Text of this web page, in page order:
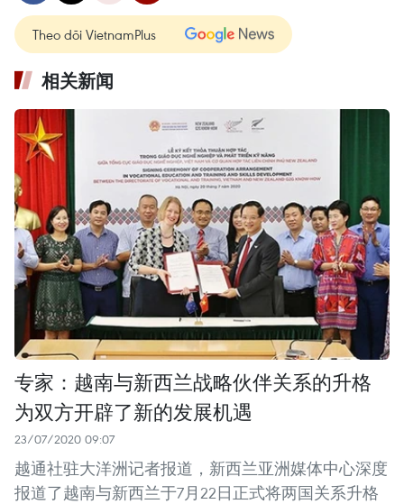
Theo dõi VietnamPlus
相关新闻
专家：越南与新西兰战略伙伴关系的升格
为双方开辟了新的发展机遇
23/07/2020 09:07
越通社驻大洋洲记者报道，新西兰亚洲媒体中心深度
报道了越南与新西兰于7月22日正式将两国关系升格